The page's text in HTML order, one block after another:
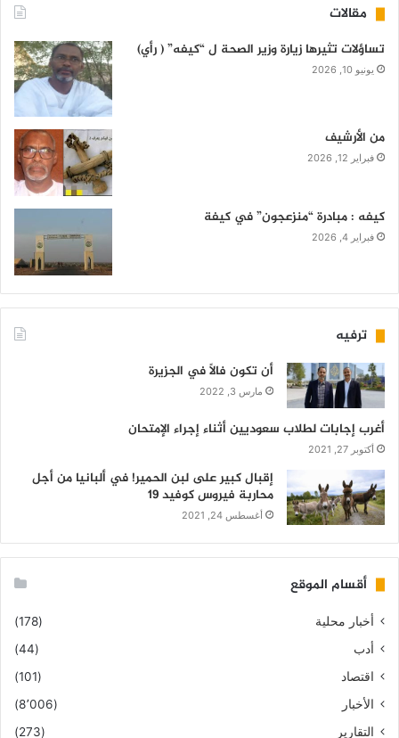
مقالات
تساؤلات تثيرها زيارة وزير الصحة ل “كيفه” ( رأي)
يونيو 10, 2026
من الأرشيف
فبراير 12, 2026
كيفه : مبادرة “منزعجون” في كيفة
فبراير 4, 2026
ترفيه
أن تكون فالاً في الجزيرة
مارس 3, 2022
أغرب إجابات لطلاب سعوديين أثناء إجراء الإمتحان
أكتوبر 27, 2021
إقبال كبير على لبن الحمير! في ألبانيا من أجل
محاربة فيروس كوفيد 19
أغسطس 24, 2021
أقسام الموقع
أخبار محلية
(178)
أدب
(44)
اقتصاد
(101)
الأخبار
(8٬006)
التقارير
(273)